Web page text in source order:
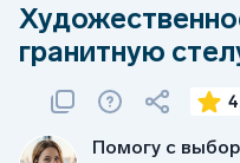
гранитную
Помогу с